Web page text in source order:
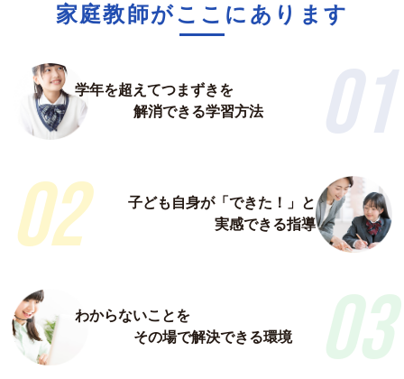
家庭教師がここにあります
学年を超えてつまずきを
解消できる学習方法
02
子ども自身が「できた！」と
実感できる指導
03
わからないことを
その場で解決できる環境